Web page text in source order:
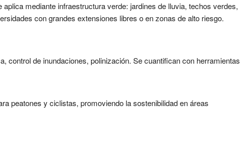
mediante infraestructura verde: jardines de lluvia, techos verdes,
con grandes extensiones libres o en zonas de alto riesgo.
control de inundaciones, polinización. Se cuantifican con herramientas
peatones y ciclistas, promoviendo la sostenibilidad en áreas